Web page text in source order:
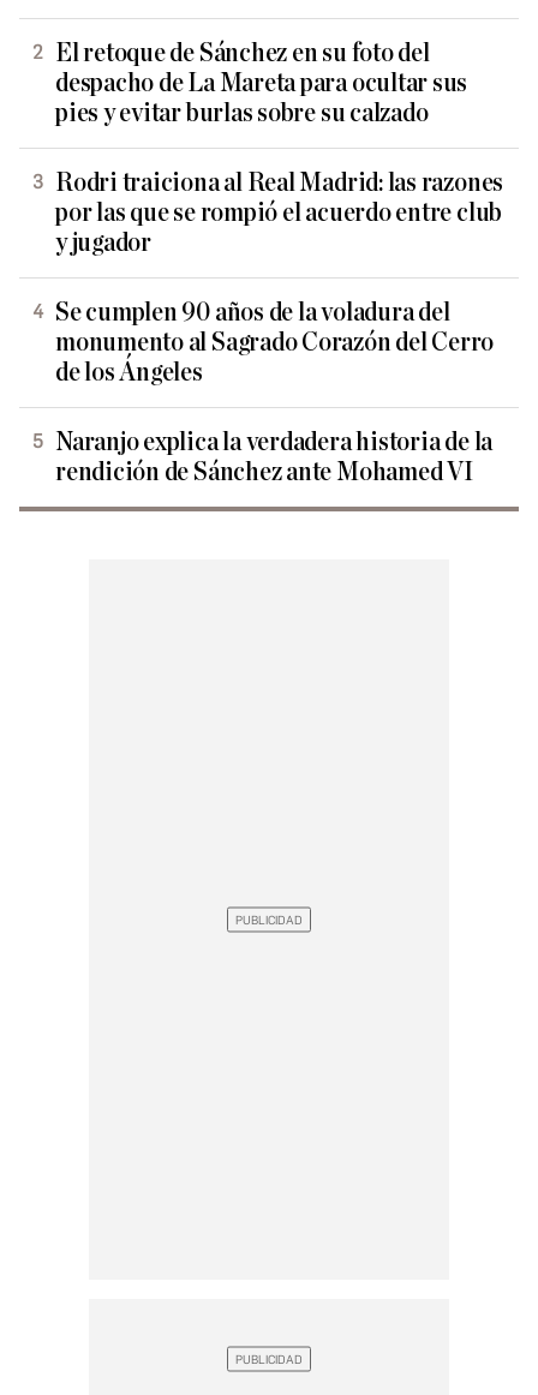
El retoque de Sánchez en su foto del
despacho de La Mareta para ocultar sus
pies y evitar burlas sobre su calzado
Rodri traiciona al Real Madrid: las razones
por las que se rompió el acuerdo entre club
y jugador
Se cumplen 90 años de la voladura del
monumento al Sagrado Corazón del Cerro
de los Ángeles
Naranjo explica la verdadera historia de la
rendición de Sánchez ante Mohamed VI